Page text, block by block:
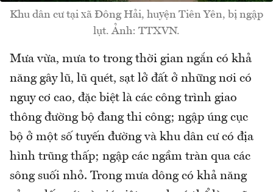
Khu dân cư tại xã Đông Hải, huyện Tiên Yên, bị ngập
lụt. Ảnh: TTXVN.
Mưa vừa, mưa to trong thời gian ngắn có khả
năng gây lũ, lũ quét, sạt lở đất ở những nơi có
nguy cơ cao, đặc biệt là các công trình giao
thông đường bộ đang thi công; ngập úng cục
bộ ở một số tuyến đường và khu dân cư có địa
hình trũng thấp; ngập các ngầm tràn qua các
sông suối nhỏ. Trong mưa dông có khả năng